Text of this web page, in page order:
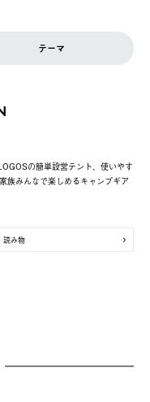
テーマ
の簡単設営テント、使いやす
族みんなで楽しめるキャンプギア
読み物